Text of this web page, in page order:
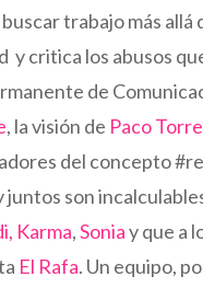
trabajo más allá
y critica los abusos
de
, la visión de Paco
del concepto
juntos son
Karma,Soniay que a
El Rafa. Un equipo,